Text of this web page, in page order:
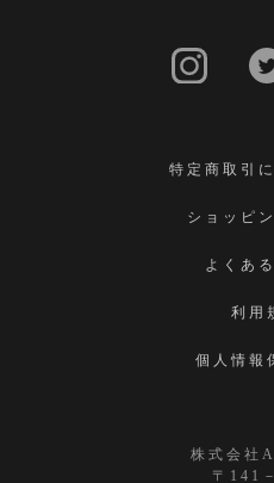
特定商取引
ショッピ
よくあ
利用
個人情報
株式会社
〒141